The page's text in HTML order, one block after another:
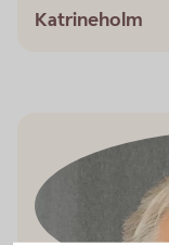
Katrineholm